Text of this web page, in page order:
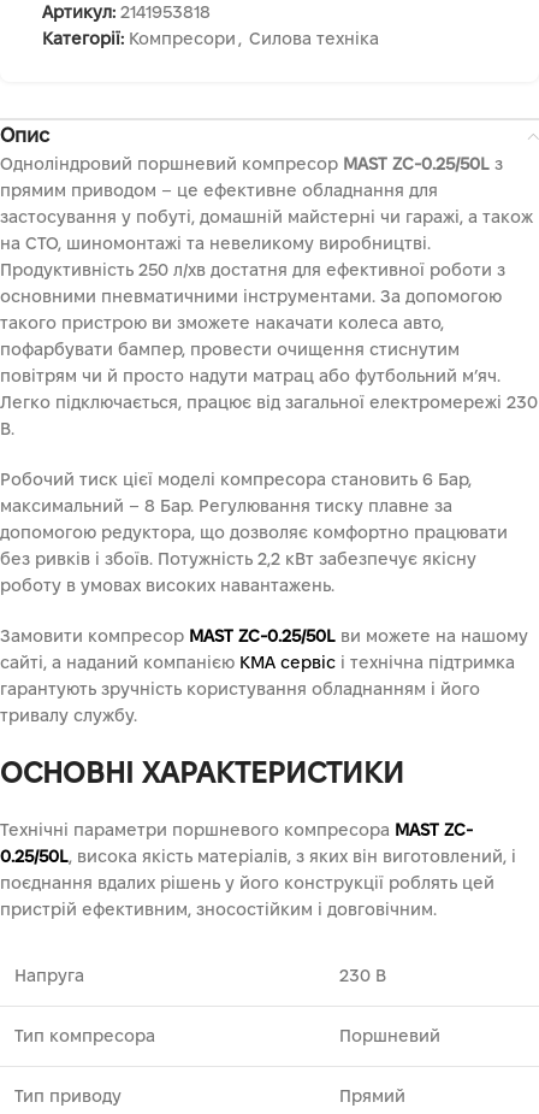
Артикул: 2141953818
Категорії: Компресори , Силова техніка
Опис
Одноліндровий поршневий компресор MAST ZC-0.25/50L з
прямим приводом – це ефективне обладнання для
застосування у побуті, домашній майстерні чи гаражі, а також
на СТО, шиномонтажі та невеликому виробництві.
Продуктивність 250 л/хв достатня для ефективної роботи з
основними пневматичними інструментами. За допомогою
такого пристрою ви зможете накачати колеса авто,
пофарбувати бампер, провести очищення стиснутим
повітрям чи й просто надути матрац або футбольний м’яч.
Легко підключається, працює від загальної електромережі 230
В.
Робочий тиск цієї моделі компресора становить 6 Бар,
максимальний – 8 Бар. Регулювання тиску плавне за
допомогою редуктора, що дозволяє комфортно працювати
без ривків і збоїв. Потужність 2,2 кВт забезпечує якісну
роботу в умовах високих навантажень.
Замовити компресор MAST ZC-0.25/50L ви можете на нашому
сайті, а наданий компанією KMA сервіс і технічна підтримка
гарантують зручність користування обладнанням і його
тривалу службу.
ОСНОВНІ ХАРАКТЕРИСТИКИ
Технічні параметри поршневого компресора MAST ZC-
0.25/50L, висока якість матеріалів, з яких він виготовлений, і
поєднання вдалих рішень у його конструкції роблять цей
пристрій ефективним, зносостійким і довговічним.
Напруга 230 В
Тип компресора Поршневий
Тип приводу Прямий